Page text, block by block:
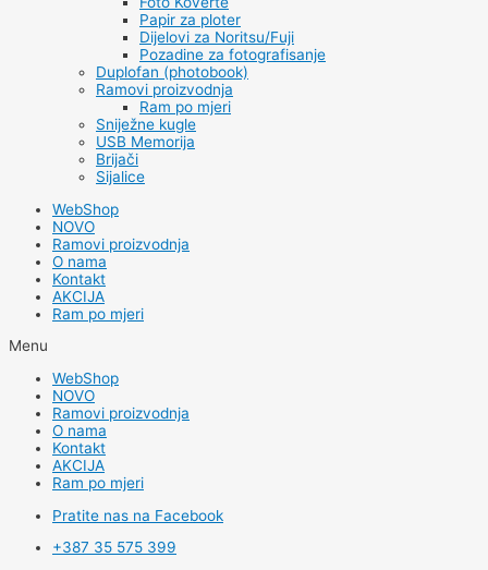
Papir za ploter
Dijelovi za Noritsu/Fuji
Pozadine za fotografisanje
Duplofan (photobook)
Ramovi proizvodnja
Ram po mjeri
Sniježne kugle
USB Memorija
Brijači
Sijalice
WebShop
NOVO
Ramovi proizvodnja
O nama
Kontakt
AKCIJA
Ram po mjeri
Menu
WebShop
NOVO
Ramovi proizvodnja
O nama
Kontakt
AKCIJA
Ram po mjeri
Pratite nas na Facebook
+387 35 575 399